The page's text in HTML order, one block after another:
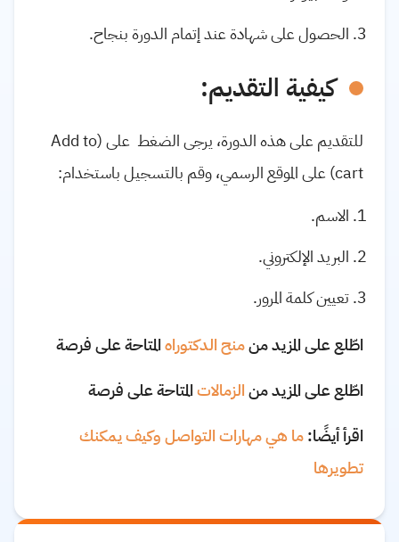
الحصول على شهادة عند إتمام الدورة بنجاح.
كيفية التقديم:
للتقديم على هذه الدورة، يرجى الضغط على (Add to
cart) على الموقع الرسمي، وقم بالتسجيل باستخدام:
الاسم.
البريد الإلكتروني.
تعيين كلمة المرور.
اطّلع على المزيد منمنح الدكتوراهالمتاحة على فرصة
اطّلع على المزيد منالزمالاتالمتاحة على فرصة
اقرأ أيضًا:ما هي مهارات التواصل وكيف يمكنك
تطويرها